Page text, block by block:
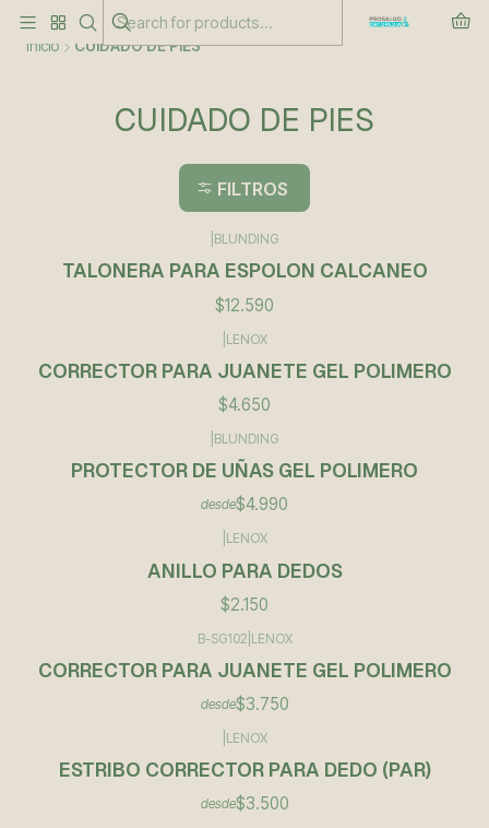
Inicio CUIDADO DE PIES
CUIDADO DE PIES
FILTROS
Agotado
BLUNDING
TALONERA PARA ESPOLON CALCANEO
$12.590
LENOX
CORRECTOR PARA JUANETE GEL POLIMERO
$4.650
BLUNDING
PROTECTOR DE UÑAS GEL POLIMERO
desde$4.990
LENOX
ANILLO PARA DEDOS
$2.150
B-SG102 LENOX
CORRECTOR PARA JUANETE GEL POLIMERO
desde$3.750
LENOX
ESTRIBO CORRECTOR PARA DEDO (PAR)
desde$3.500